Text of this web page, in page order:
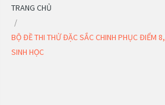
TRANG CHỦ
BỘ ĐỀ THI THỬ ĐẶC SẮC CHINH PHỤC ĐIỂM
SINH HỌC